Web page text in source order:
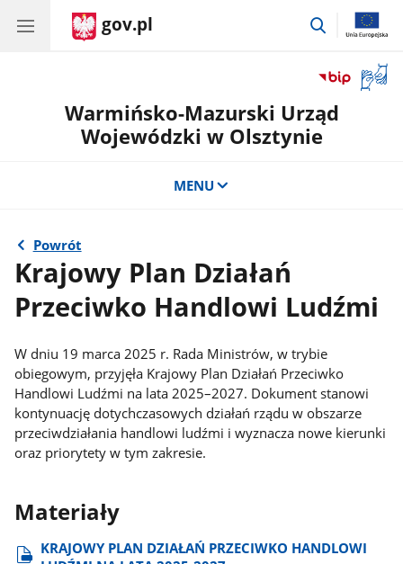
gov.pl
przejdź
okno
Warmińsko-Mazurski Urząd
Wojewódzki w Olsztynie
MENU
Powrót
Krajowy Plan Działań
Przeciwko Handlowi Ludźmi
W dniu 19 marca 2025 r. Rada Ministrów, w trybie
obiegowym, przyjęła Krajowy Plan Działań Przeciwko
Handlowi Ludźmi na lata 2025–2027. Dokument stanowi
kontynuację dotychczasowych działań rządu w obszarze
przeciwdziałania handlowi ludźmi i wyznacza nowe kierunki
oraz priorytety w tym zakresie.
Materiały
KRAJOWY PLAN DZIAŁAŃ PRZECIWKO HANDLOWI